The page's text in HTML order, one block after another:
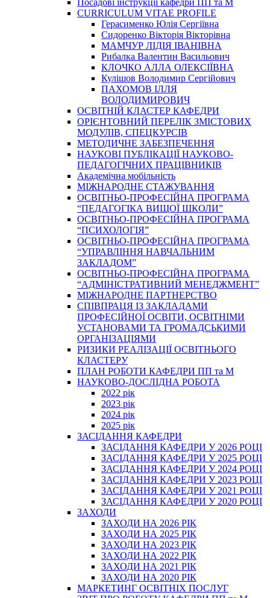
Посадові інструкції кафедри ПП та М
CURRICULUM VITAE PROFILE
Герасименко Юлія Сергіївна
Сидоренко Вікторія Вікторівна
МАМЧУР ЛІДІЯ ІВАНІВНА
Рибалка Валентин Васильович
КЛОЧКО АЛЛА ОЛЕКСІЇВНА
Кулішов Володимир Сергійович
ПАХОМОВ ІЛЛЯ
ВОЛОДИМИРОВИЧ
ОСВІТНІЙ КЛАСТЕР КАФЕДРИ
ОРІЄНТОВНИЙ ПЕРЕЛІК ЗМІСТОВИХ
МОДУЛІВ, СПЕЦКУРСІВ
МЕТОДИЧНЕ ЗАБЕЗПЕЧЕННЯ
НАУКОВІ ПУБЛІКАЦІЇ НАУКОВО-
ПЕДАГОГІЧНИХ ПРАЦІВНИКІВ
Академічна мобільність
МІЖНАРОДНЕ СТАЖУВАННЯ
ОСВІТНЬО-ПРОФЕСІЙНА ПРОГРАМА
“ПЕДАГОГІКА ВИЩОЇ ШКОЛИ”
ОСВІТНЬО-ПРОФЕСІЙНА ПРОГРАМА
“ПСИХОЛОГІЯ”
ОСВІТНЬО-ПРОФЕСІЙНА ПРОГРАМА
“УПРАВЛІННЯ НАВЧАЛЬНИМ
ЗАКЛАДОМ”
ОСВІТНЬО-ПРОФЕСІЙНА ПРОГРАМА
“АДМІНІСТРАТИВНИЙ МЕНЕДЖМЕНТ”
МІЖНАРОДНЕ ПАРТНЕРСТВО
СПІВПРАЦЯ ІЗ ЗАКЛАДАМИ
ПРОФЕСІЙНОЇ ОСВІТИ, ОСВІТНІМИ
УСТАНОВАМИ ТА ГРОМАДСЬКИМИ
ОРГАНІЗАЦІЯМИ
РИЗИКИ РЕАЛІЗАЦІЇ ОСВІТНЬОГО
КЛАСТЕРУ
ПЛАН РОБОТИ КАФЕДРИ ПП та М
НАУКОВО-ДОСЛІДНА РОБОТА
2022 рік
2023 рік
2024 рік
2025 рік
ЗАСІДАННЯ КАФЕДРИ
ЗАСІДАННЯ КАФЕДРИ У 2026 РОЦІ
ЗАСІДАННЯ КАФЕДРИ У 2025 РОЦІ
ЗАСІДАННЯ КАФЕДРИ У 2024 РОЦІ
ЗАСІДАННЯ КАФЕДРИ У 2023 РОЦІ
ЗАСІДАННЯ КАФЕДРИ У 2021 РОЦІ
ЗАСІДАННЯ КАФЕДРИ У 2020 РОЦІ
ЗАХОДИ
ЗАХОДИ НА 2026 РІК
ЗАХОДИ НА 2025 РІК
ЗАХОДИ НА 2023 РІК
ЗАХОДИ НА 2022 РІК
ЗАХОДИ НА 2021 РІК
ЗАХОДИ НА 2020 РІК
МАРКЕТИНГ ОСВІТНІХ ПОСЛУГ